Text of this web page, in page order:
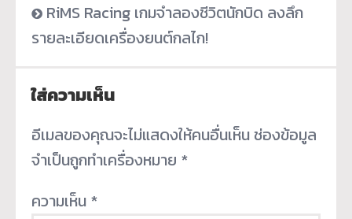
RiMS Racing เกมจำลองชีวิตนักบิด ลงลึก
รายละเอียดเครื่องยนต์กลไก!
ใส่ความเห็น
อีเมลของคุณจะไม่แสดงให้คนอื่นเห็น ช่องข้อมูล
จำเป็นถูกทำเครื่องหมาย *
ความเห็น *